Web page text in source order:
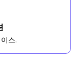
스.